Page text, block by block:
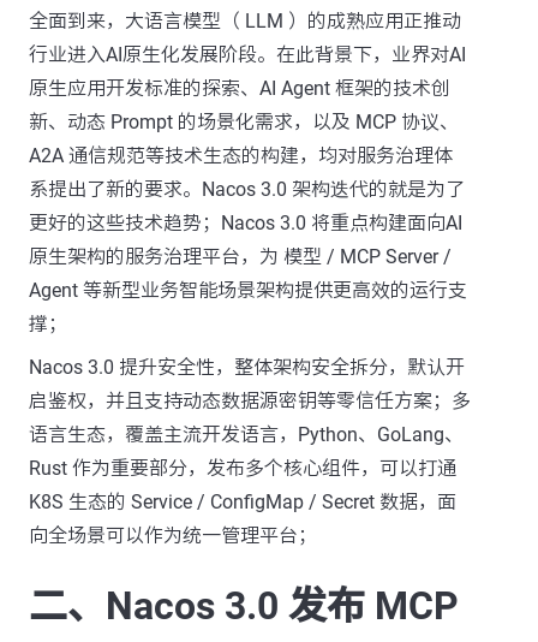
全面到来，大语言模型（ LLM ）的成熟应用正推动
行业进入AI原生化发展阶段。在此背景下，业界对AI
原生应用开发标准的探索、AI Agent 框架的技术创
新、动态 Prompt 的场景化需求，以及 MCP 协议、
A2A 通信规范等技术生态的构建，均对服务治理体
系提出了新的要求。Nacos 3.0 架构迭代的就是为了
更好的这些技术趋势；Nacos 3.0 将重点构建面向AI
原生架构的服务治理平台，为 模型 / MCP Server /
Agent 等新型业务智能场景架构提供更高效的运行支
撑；
Nacos 3.0 提升安全性，整体架构安全拆分，默认开
启鉴权，并且支持动态数据源密钥等零信任方案；多
语言生态，覆盖主流开发语言，Python、GoLang、
Rust 作为重要部分，发布多个核心组件，可以打通
K8S 生态的 Service / ConfigMap / Secret 数据，面
向全场景可以作为统一管理平台；
二、Nacos 3.0 发布 MCP